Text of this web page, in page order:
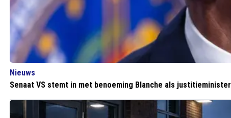
Nieuws
Senaat VS stemt in met benoeming Blanche als justitieminister